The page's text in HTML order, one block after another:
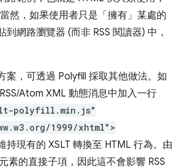
然，如果使用者只是「擁有」某處的
到網路瀏覽器 (而非 RSS 閱讀器) 中，
案，可透過 Polyfill 採取其他做法。如
Atom XML 動態消息中加入一行
polyfill.min.js"
1999/xhtml">
持現有的 XSLT 轉換至 HTML 行為。由
素的直接子項，因此這不會影響 RSS